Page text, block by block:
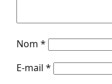
Nom *
E-mail *